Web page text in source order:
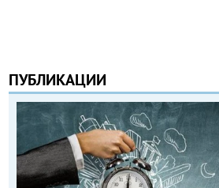
ПУБЛИКАЦИИ